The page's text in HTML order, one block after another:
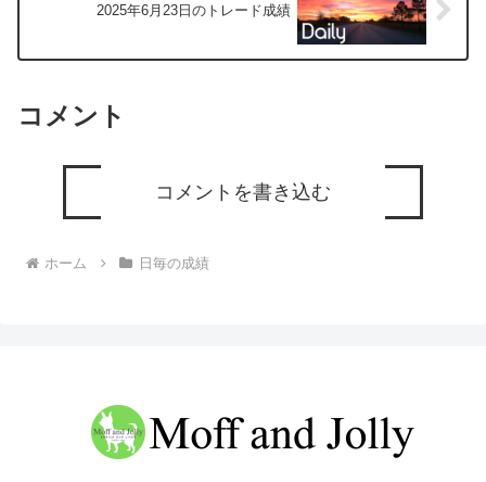
2025年6月23日のトレード成績
コメント
コメントを書き込む
ホーム 日毎の成績